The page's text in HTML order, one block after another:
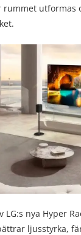
utformas
LG:s nya Hyper
ljusstyrka,